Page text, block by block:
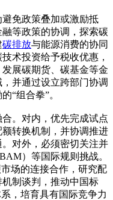
免政策叠加或激励抵
等政策的协调，探索碳
碳排放与能源消费的协同
术投资给予税收优惠，
展碳期货、碳基金等金
并通过设立跨部门协调
“组合拳”。
。对内，优先完成试点
转换机制，并协调推进
对外，必须密切关注并
）等国际规则挑战。
场的连接合作，研究配
制谈判，推动中国标
，培育具有国际竞争力